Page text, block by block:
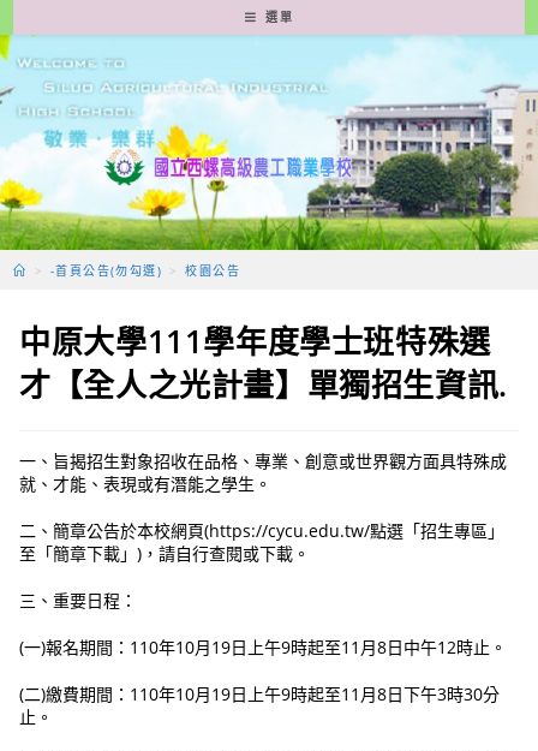
轉
至
要
容
選單
> -首頁公告(勿勾選) > 校園公告
中原大學111學年度學士班特殊選
才【全人之光計畫】單獨招生資訊.
一、旨揭招生對象招收在品格、專業、創意或世界觀方面具特殊成
就、才能、表現或有潛能之學生。
二、簡章公告於本校網頁(https://cycu.edu.tw/點選「招生專區」
至「簡章下載」)，請自行查閱或下載。
三、重要日程：
(一)報名期間：110年10月19日上午9時起至11月8日中午12時止。
(二)繳費期間：110年10月19日上午9時起至11月8日下午3時30分
止。